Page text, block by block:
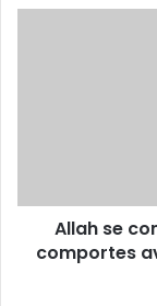
Allah se
comportes